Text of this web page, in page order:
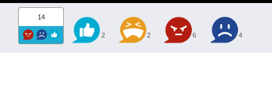
14
2 2 6 4